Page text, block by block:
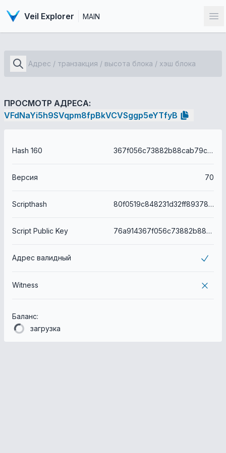
Veil Explorer MAIN
ПРОСМОТР АДРЕСА:
VFdNaYi5h9SVqpm8fpBkVCVSggp5eYTfyB
Hash 160 367f056c73882b88cab79ce69dd76198cee52154
Версия 70
Scripthash 80f0519c848231d32ff89378a9fbc8094681da7494d456d906abafec9a031691
Script Public Key 76a914367f056c73882b88cab79ce69dd76198cee5215488ac
Адрес валидный
Witness
Баланс:
загрузка